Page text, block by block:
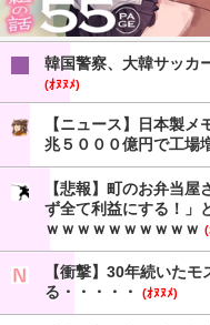
韓国警察、大韓サッカ
(ｵﾇﾇﾒ)
【ニュース】日本製
兆５０００億円で工場
【悲報】町のお弁当
ず全て利益にする！」
ｗｗｗｗｗｗｗｗｗｗ
【衝撃】30年続いた
る・・・・・
(ｵﾇﾇﾒ)